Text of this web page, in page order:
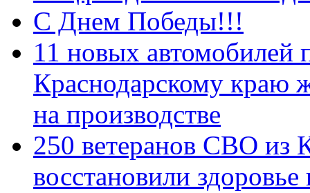
С Днем Победы!!!
11 новых автомобилей
Краснодарскому краю
на производстве
250 ветеранов СВО из
восстановили